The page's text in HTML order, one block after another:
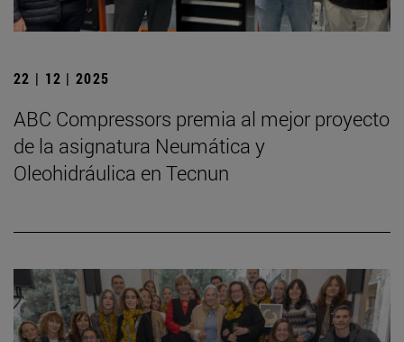
22 | 12 | 2025
ABC Compressors premia al mejor proyecto
de la asignatura Neumática y
Oleohidráulica en Tecnun